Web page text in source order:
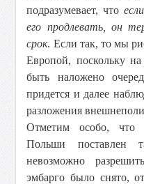
подразумевает, что
его продлевать, он
срок. Если так, то мы
Европой, поскольку
быть наложено
придется и далее
разложения
Отметим особо,
Польши поставлен
невозможно
эмбарго было снято,